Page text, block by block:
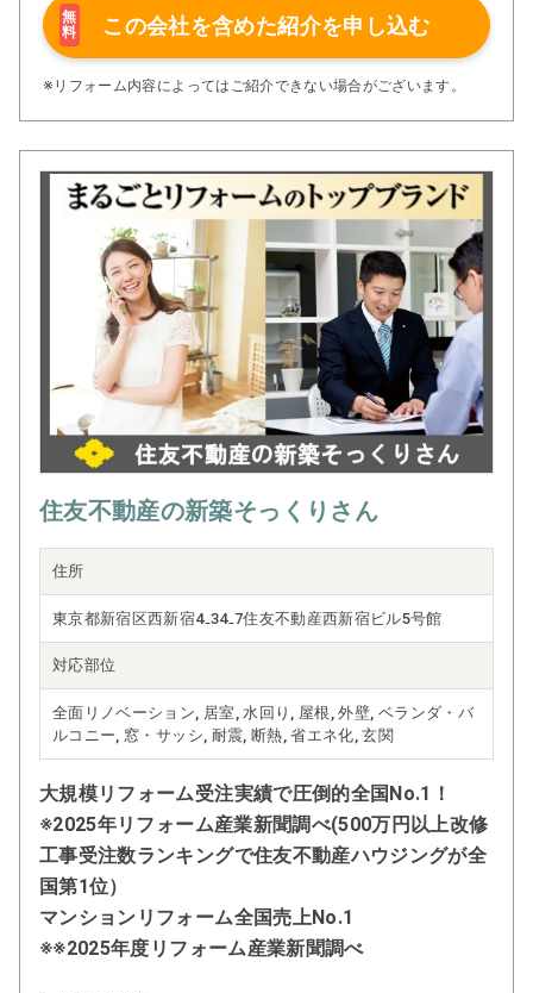
無
料
この会社を含めた紹介を申し込む
※リフォーム内容によってはご紹介できない場合がございます。
住友不動産の新築そっくりさん
住所
東京都新宿区西新宿4₋34₋7住友不動産西新宿ビル5号館
対応部位
全面リノベーション, 居室, 水回り, 屋根, 外壁, ベランダ・バ
ルコニー, 窓・サッシ, 耐震, 断熱, 省エネ化, 玄関
大規模リフォーム受注実績で圧倒的全国No.1！
※2025年リフォーム産業新聞調べ(500万円以上改修
工事受注数ランキングで住友不動産ハウジングが全
国第1位）
マンションリフォーム全国売上No.1
※※2025年度リフォーム産業新聞調べ